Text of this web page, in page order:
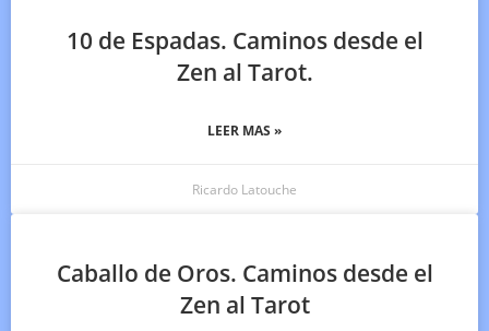
10 de Espadas. Caminos desde el
Zen al Tarot.
LEER MAS »
Ricardo Latouche
Caballo de Oros. Caminos desde el
Zen al Tarot